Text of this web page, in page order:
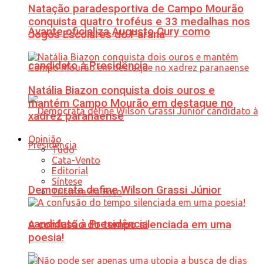
Avante oficializa Augusto Cury como
candidato à Presidência
Democrata define Wilson Grassi Júnior
candidato à Presidência
Natação paradesportiva de Campo Mourão
conquista quatro troféus e 33 medalhas nos
Jogos Escolares do Paraná
Natália Biazon conquista dois ouros e
mantém Campo Mourão em destaque no
xadrez paranaense
Opinião
Tudo
Cata-Vento
Editorial
Síntese
Tristeza da Foto
A confusão do tempo silenciada em uma
poesia!